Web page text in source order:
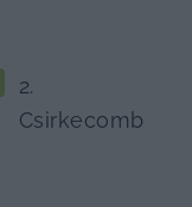
Csirkecomb